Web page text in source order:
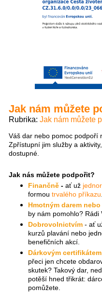
Jak nám můžete
Rubrika Jak nám můžete
Váš dar nebo pomoc podpoří
Zpřístupní jim služby a
dostupné.
Jak nás můžete podpořit?
Finančně - ať už
formou trvalého příkazu
Hmotným darem
by nám pomohlo? Rádi
Dobrovolnictvím - ať
kurzů plavání nebo
benefičních akcí.
Dárkovým certifikátem
přeci jen chcete
skutek? Takový dar,
potěší hned třikrát:
pomůžete.